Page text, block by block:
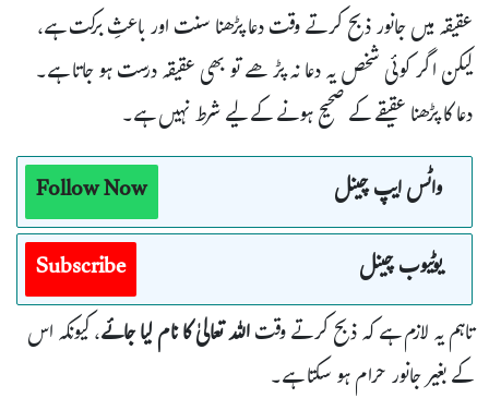
عقیقہ میں جانور ذبح کرتے وقت دعا پڑھنا سنت اور باعثِ برکت ہے،
لیکن اگر کوئی شخص یہ دعا نہ پڑھے تو بھی عقیقہ درست ہو جاتا ہے۔
دعا کا پڑھنا عقیقے کے صحیح ہونے کے لیے شرط نہیں ہے۔
واٹس ایپ چینل
Follow Now
یوٹیوب چینل
Subscribe
تاہم یہ لازم ہے کہ ذبح کرتے وقتاللہ تعالیٰ کا نام لیا جائے، کیونکہ اس
کے بغیر جانور حرام ہو سکتا ہے۔